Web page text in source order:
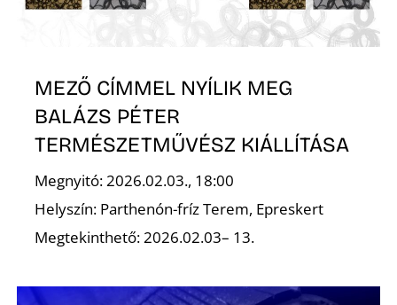
MEZŐ CÍMMEL NYÍLIK MEG
BALÁZS PÉTER
TERMÉSZETMŰVÉSZ KIÁLLÍTÁSA
Megnyitó: 2026.02.03., 18:00
Helyszín: Parthenón-fríz Terem, Epreskert
Megtekinthető: 2026.02.03– 13.